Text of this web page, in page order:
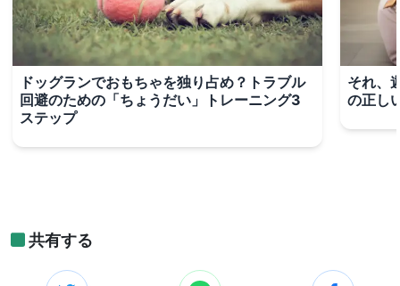
ドッグランでおもちゃを独り占め？トラブル
回避のための「ちょうだい」トレーニング3
ステップ
それ、
の正し
共有する